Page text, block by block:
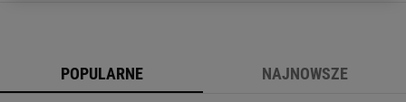
POPULARNE NAJNOWSZE